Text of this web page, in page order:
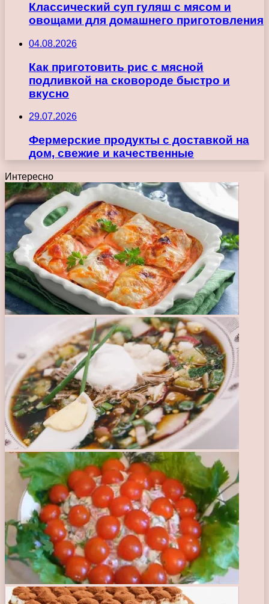
Классический суп гуляш с мясом и
овощами для домашнего приготовления
04.08.2026
Как приготовить рис с мясной
подливкой на сковороде быстро и
вкусно
29.07.2026
Фермерские продукты с доставкой на
дом, свежие и качественные
Интересно